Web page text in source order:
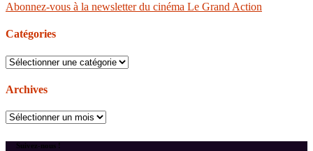
Abonnez-vous à la newsletter du cinéma Le Grand Action
Catégories
Catégories
Archives
Archives
Suivez-nous !